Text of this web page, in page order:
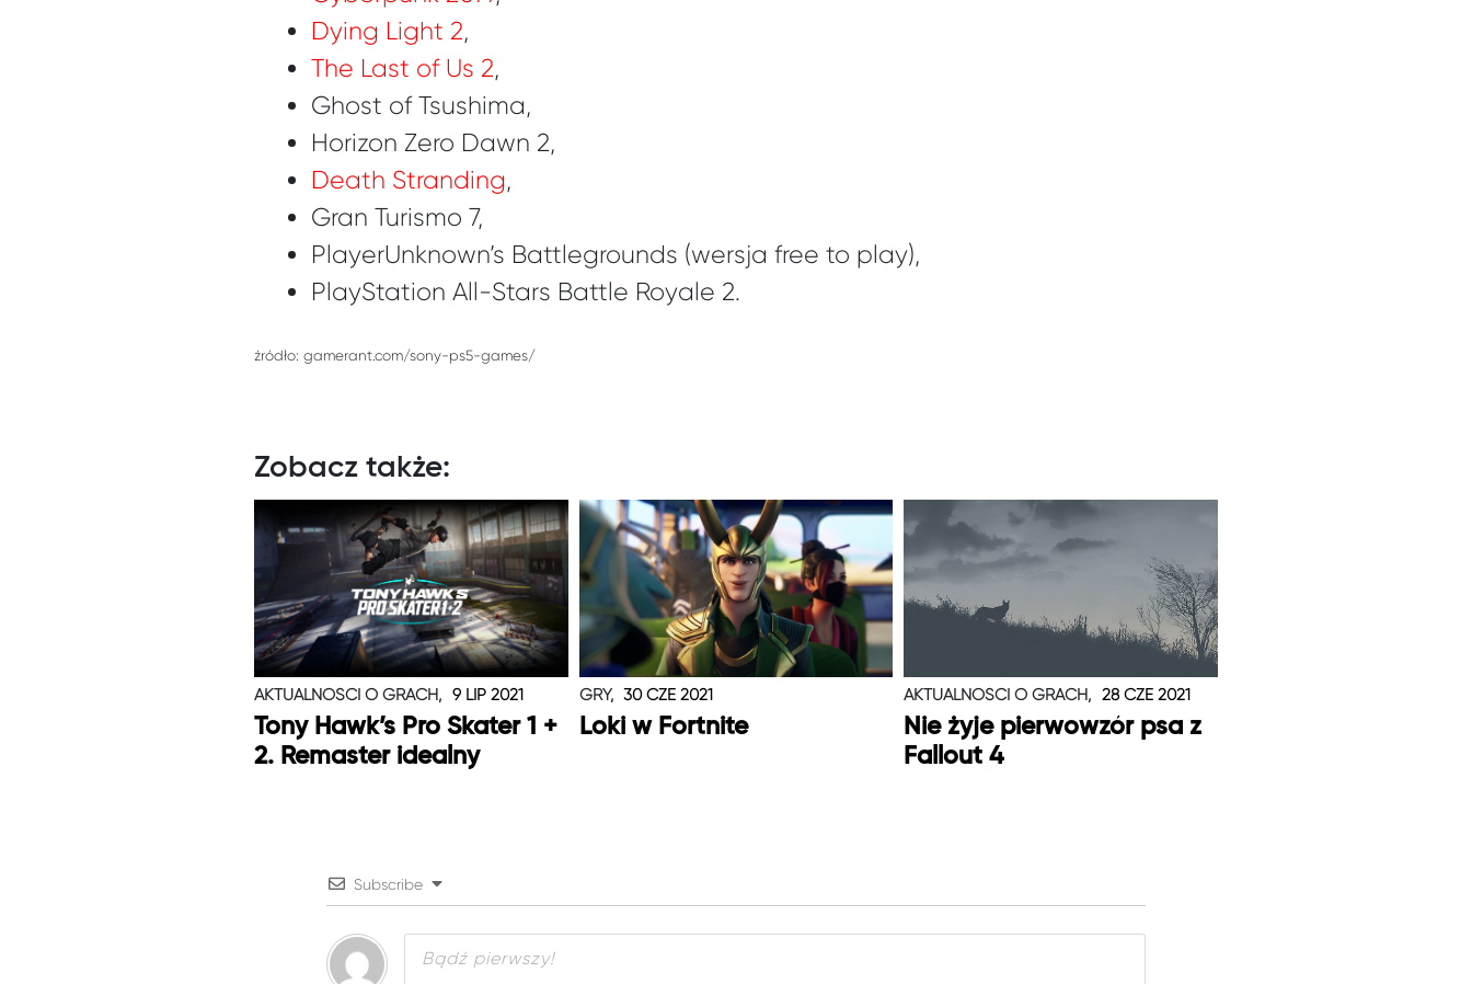
Dying Light 2,
The Last of Us 2,
Ghost of Tsushima,
Horizon Zero Dawn 2,
Death Stranding,
Gran Turismo 7,
PlayerUnknown’s Battlegrounds (wersja free to play),
PlayStation All-Stars Battle Royale 2.
źródło: gamerant.com/sony-ps5-games/
Zobacz także:
AKTUALNOŚCI O GRACH, 9 LIP 2021
Tony Hawk’s Pro Skater 1 +
2. Remaster idealny
GRY, 30 CZE 2021
Loki w Fortnite
AKTUALNOŚCI O GRACH, 28 CZE 2021
Nie żyje pierwowzór psa z
Fallout 4
Subscribe